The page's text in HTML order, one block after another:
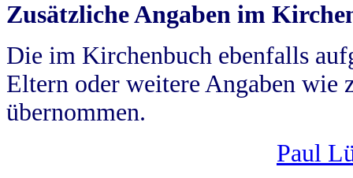
Zusätzliche Angaben im
Die im Kirchenbuch ebenfalls
Eltern oder weitere Angaben wie
übernommen.
Paul